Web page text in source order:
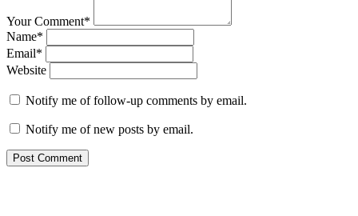
Your Comment*
Name*
Email*
Website
Notify me of follow-up comments by email.
Notify me of new posts by email.